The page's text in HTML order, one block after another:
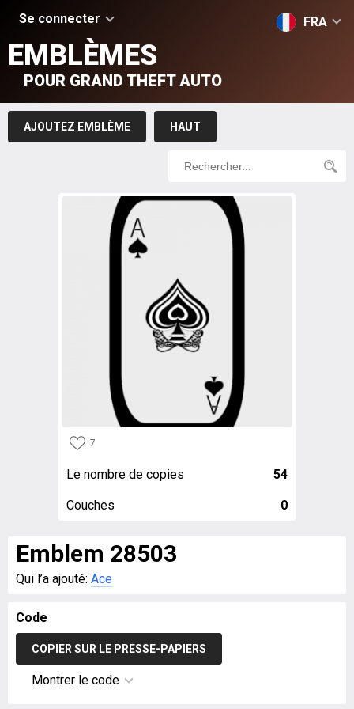
Se connecter FRA
EMBLÈMES
POUR GRAND THEFT AUTO
AJOUTEZ EMBLÈME HAUT
7
Le nombre de copies 54
Couches 0
Emblem 28503
Qui l’a ajouté: Ace
Code
COPIER SUR LE PRESSE-PAPIERS
Montrer le code